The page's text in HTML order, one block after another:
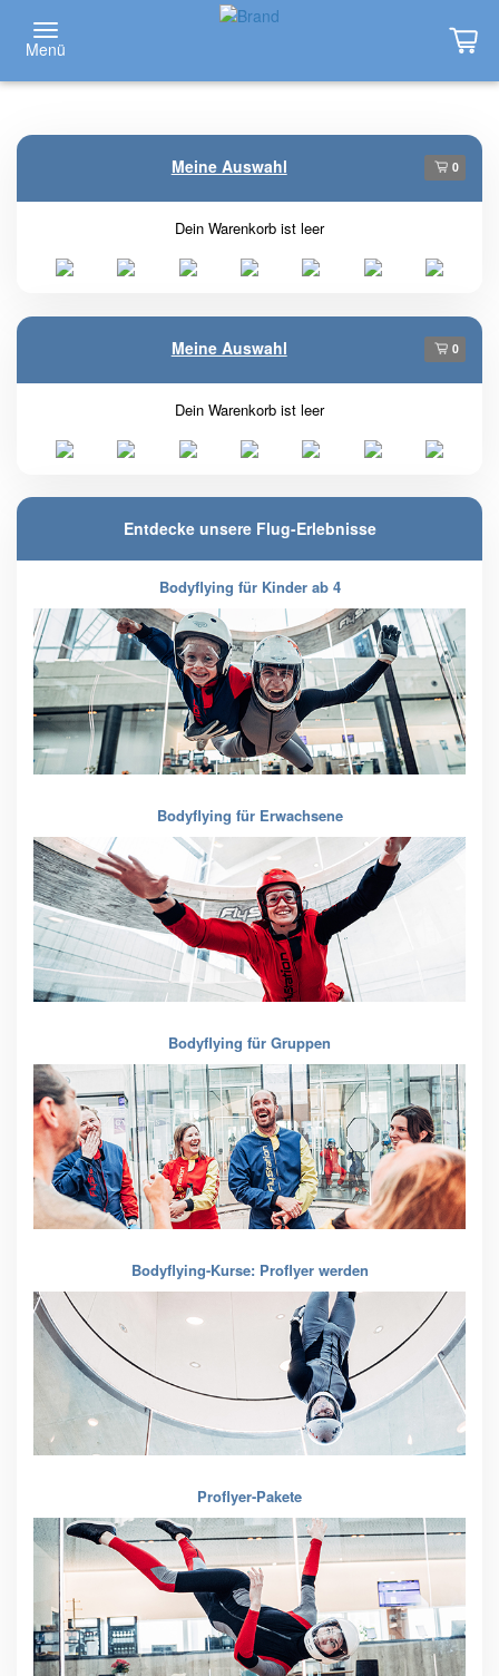
Menü
Meine Auswahl 0
Dein Warenkorb ist leer
Meine Auswahl 0
Dein Warenkorb ist leer
Entdecke unsere Flug-Erlebnisse
Bodyflying für Kinder ab 4
Bodyflying für Erwachsene
Bodyflying für Gruppen
Bodyflying-Kurse: Proflyer werden
Proflyer-Pakete